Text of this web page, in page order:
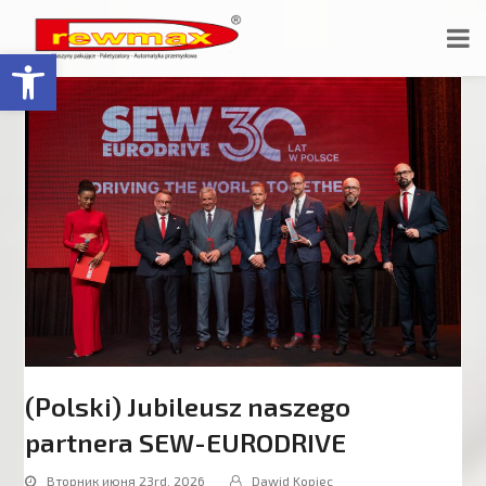
Открыть панель инструментов
(Polski) Jubileusz naszego
partnera SEW-EURODRIVE
Вторник июня 23rd, 2026 Dawid Kopiec